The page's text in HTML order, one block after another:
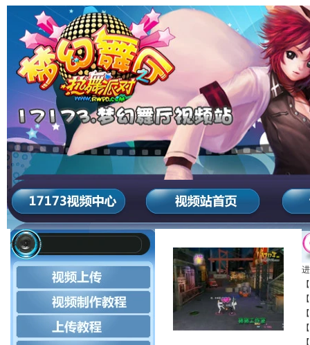
快速通道